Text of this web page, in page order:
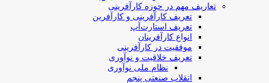
تعاریف مهم در حوزه کارآفرینی
تعریف کارآفرینی و کارآفرین
تعریف استارت‌آپ
انواع کارآفرینان
موفقیت در کارآفرینی
تعریف خلاقیت و نوآوری
نظام ملی نوآوری
انقلاب صنعتی پنجم